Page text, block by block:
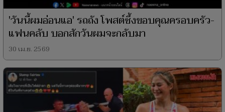
'วันนี้ผมอ่อนแอ' รถถัง โพสต์ซึ้งขอบคุณครอบครัว-
แฟนคลับ บอกสักวันผมจะกลับมา
30 เม.ย. 2569